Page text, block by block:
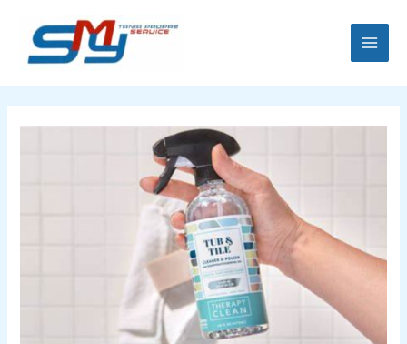
contenu
articles